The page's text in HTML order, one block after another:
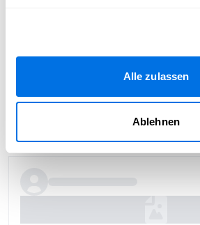
Alle zulassen
Ablehnen